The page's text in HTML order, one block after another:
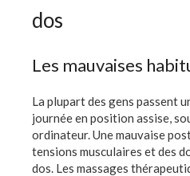
dos
Les mauvaises
La plupart des gens passent
journée en position assise,
ordinateur. Une mauvaise
tensions musculaires et des
dos. Les massages